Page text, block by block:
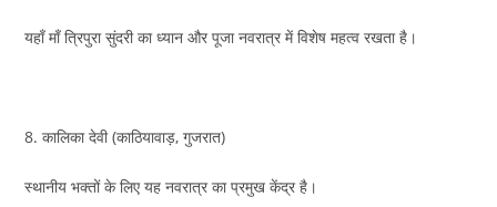
यहाँ माँ त्रिपुरा सुंदरी का ध्यान और पूजा नवरात्र में विशेष महत्व रखता है।
8. कालिका देवी (काठियावाड़, गुजरात)
स्थानीय भक्तों के लिए यह नवरात्र का प्रमुख केंद्र है।